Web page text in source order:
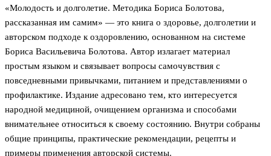
«Молодость и долголетие. Методика Бориса Болотова,
рассказанная им самим» — это книга о здоровье, долголетии и
авторском подходе к оздоровлению, основанном на системе
Бориса Васильевича Болотова. Автор излагает материал
простым языком и связывает вопросы самочувствия с
повседневными привычками, питанием и представлениями о
профилактике. Издание адресовано тем, кто интересуется
народной медициной, очищением организма и способами
внимательнее относиться к своему состоянию. Внутри собраны
общие принципы, практические рекомендации, рецепты и
примеры применения авторской системы.